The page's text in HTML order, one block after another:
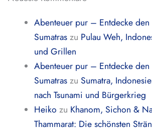
Abenteuer pur – Entdecke
Sumatraszu Pulau Weh,
und Grillen
Abenteuer pur – Entdecke
Sumatraszu Sumatra,
nach Tsunami und Bürgerkrieg
Heiko zu Khanom, Sichon &
Thammarat: Die schönsten